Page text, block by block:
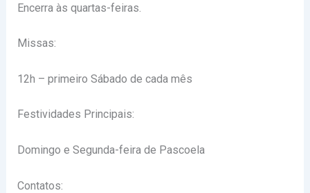
Encerra às quartas-feiras.
Missas:
12h – primeiro Sábado de cada mês
Festividades Principais:
Domingo e Segunda-feira de Pascoela
Contatos: